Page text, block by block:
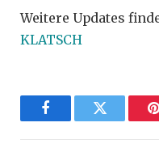
Weitere Updates
KLATSCH
FacebookTwitter